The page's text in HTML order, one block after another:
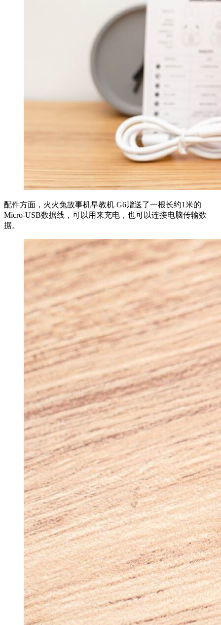
配件方面，火火兔故事机早教机 G6赠送了一根长约1米的
Micro-USB数据线，可以用来充电，也可以连接电脑传输数
据。